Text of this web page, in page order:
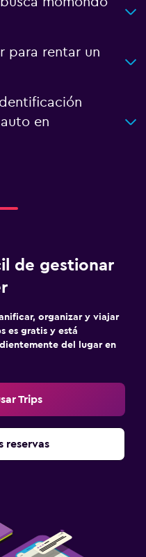
para rentar un
en
de gestionar
organizar y viajar
es gratis y está
del lugar en
Trips
reservas